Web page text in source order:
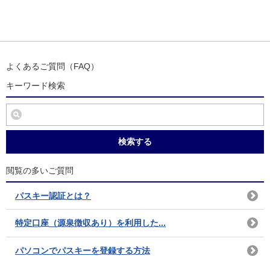
よくあるご質問（FAQ）
キーワード検索
検索する
閲覧の多いご質問
パスキー認証とは？
特定口座（源泉徴収あり）を利用した...
パソコンでパスキーを登録する方法